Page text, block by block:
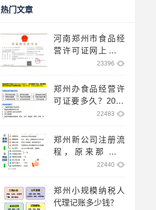
热门文章
河南郑州市食品经
营许可证网上申请
23396
郑州办食品经营许
可证要多久？2025
网上注册步骤！
22483
郑州新公司注册流
程，原来那么简
22440
郑州小规模纳税人
代理记账多少钱？